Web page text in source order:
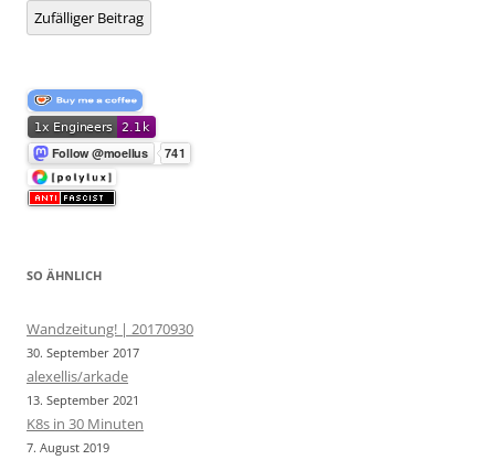
Zufälliger Beitrag
SO ÄHNLICH
Wandzeitung! | 20170930
30. September 2017
alexellis/arkade
13. September 2021
K8s in 30 Minuten
7. August 2019